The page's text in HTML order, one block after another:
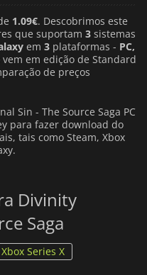
23.59€
1.09€. Descobrimos este
que suportam 3 sistemas
em 3 plataformas - PC,
vem em edição de Standard
de preços
Sin - The Source Saga PC
para fazer download do
tais como Steam, Xbox
Divinity
Saga
Xbox Series X